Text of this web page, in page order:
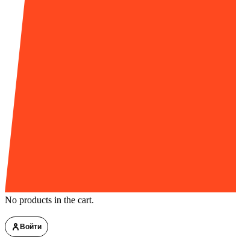
No products in the cart.
Войти